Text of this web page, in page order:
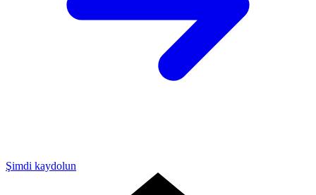
Şimdi kaydolun